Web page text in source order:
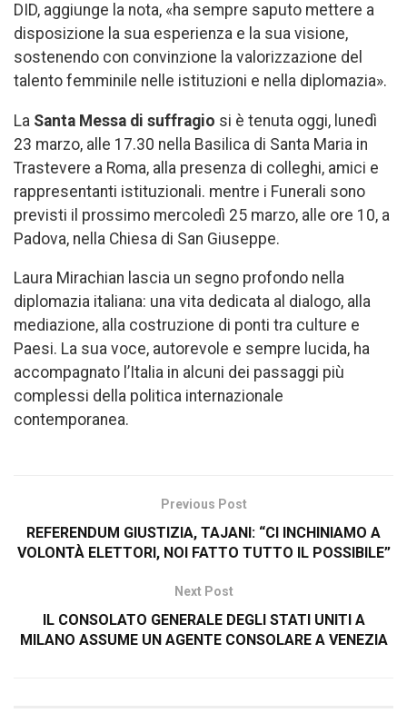
DID, aggiunge la nota, «ha sempre saputo mettere a
disposizione la sua esperienza e la sua visione,
sostenendo con convinzione la valorizzazione del
talento femminile nelle istituzioni e nella diplomazia».
La Santa Messa di suffragio si è tenuta oggi, lunedì
23 marzo, alle 17.30 nella Basilica di Santa Maria in
Trastevere a Roma, alla presenza di colleghi, amici e
rappresentanti istituzionali. mentre i Funerali sono
previsti il prossimo mercoledì 25 marzo, alle ore 10, a
Padova, nella Chiesa di San Giuseppe.
Laura Mirachian lascia un segno profondo nella
diplomazia italiana: una vita dedicata al dialogo, alla
mediazione, alla costruzione di ponti tra culture e
Paesi. La sua voce, autorevole e sempre lucida, ha
accompagnato l’Italia in alcuni dei passaggi più
complessi della politica internazionale
contemporanea.
Previous Post
REFERENDUM GIUSTIZIA, TAJANI: “CI INCHINIAMO A
VOLONTÀ ELETTORI, NOI FATTO TUTTO IL POSSIBILE”
Next Post
IL CONSOLATO GENERALE DEGLI STATI UNITI A
MILANO ASSUME UN AGENTE CONSOLARE A VENEZIA